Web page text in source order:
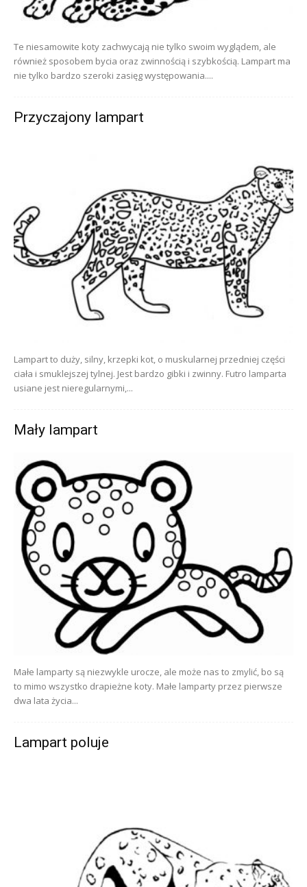
Te niesamowite koty zachwycają nie tylko swoim wyglądem, ale
również sposobem bycia oraz zwinnością i szybkością. Lampart ma
nie tylko bardzo szeroki zasięg występowania....
Przyczajony lampart
Lampart to duży, silny, krzepki kot, o muskularnej przedniej części
ciała i smuklejszej tylnej. Jest bardzo gibki i zwinny. Futro lamparta
usiane jest nieregularnymi,...
Mały lampart
Małe lamparty są niezwykle urocze, ale może nas to zmylić, bo są
to mimo wszystko drapieżne koty. Małe lamparty przez pierwsze
dwa lata życia...
Lampart poluje